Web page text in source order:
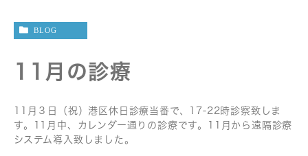
BLOG
11月の診療
11月３日（祝）港区休日診療当番で、17-22時診察致しま
す。11月中、カレンダー通りの診療です。11月から遠隔診療
システム導入致しました。